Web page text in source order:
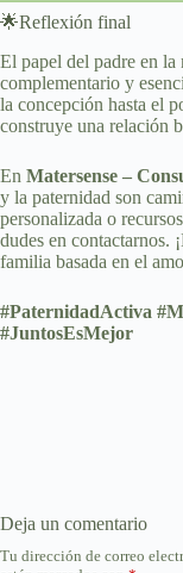
🌟Reflexión final
El papel del padre en la
complementario y
la concepción hasta el
construye una relación
En Matersense –
y la paternidad son
personalizada o
dudes en contactarnos.
familia basada en el
#PaternidadActiva
#JuntosEsMejor
Deja un comentario
Tu dirección de correo